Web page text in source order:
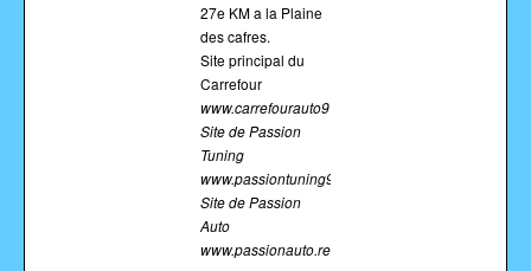
27e KM a la Plaine
des cafres.
Site principal du
Carrefour
www.carrefourauto974.fr
Site de Passion
Tuning
www.passiontuning974.fr
Site de Passion
Auto
www.passionauto.re